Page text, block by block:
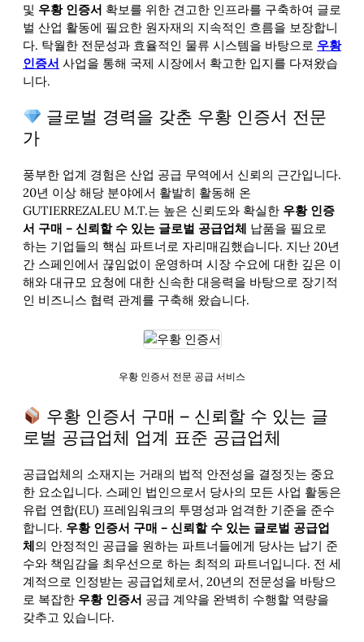
및 우황 인증서 확보를 위한 견고한 인프라를 구축하여 글로
벌 산업 활동에 필요한 원자재의 지속적인 흐름을 보장합니
다. 탁월한 전문성과 효율적인 물류 시스템을 바탕으로 우황
인증서 사업을 통해 국제 시장에서 확고한 입지를 다져왔습
니다.
글로벌 경력을 갖춘 우황 인증서 전문
가
풍부한 업계 경험은 산업 공급 무역에서 신뢰의 근간입니다.
20년 이상 해당 분야에서 활발히 활동해 온
GUTIERREZALEU M.T.는 높은 신뢰도와 확실한 우황 인증
서 구매 – 신뢰할 수 있는 글로벌 공급업체 납품을 필요로
하는 기업들의 핵심 파트너로 자리매김했습니다. 지난 20년
간 스페인에서 끊임없이 운영하며 시장 수요에 대한 깊은 이
해와 대규모 요청에 대한 신속한 대응력을 바탕으로 장기적
인 비즈니스 협력 관계를 구축해 왔습니다.
우황 인증서 전문 공급 서비스
우황 인증서 구매 – 신뢰할 수 있는 글
로벌 공급업체 업계 표준 공급업체
공급업체의 소재지는 거래의 법적 안전성을 결정짓는 중요
한 요소입니다. 스페인 법인으로서 당사의 모든 사업 활동은
유럽 연합(EU) 프레임워크의 투명성과 엄격한 기준을 준수
합니다. 우황 인증서 구매 – 신뢰할 수 있는 글로벌 공급업
체의 안정적인 공급을 원하는 파트너들에게 당사는 납기 준
수와 책임감을 최우선으로 하는 최적의 파트너입니다. 전 세
계적으로 인정받는 공급업체로서, 20년의 전문성을 바탕으
로 복잡한 우황 인증서 공급 계약을 완벽히 수행할 역량을
갖추고 있습니다.